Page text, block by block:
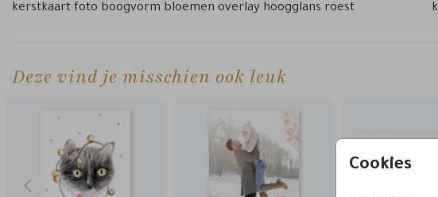
Cookies
kerstkaart foto boogvorm bloemen overlay hoogglans roest
Deze vind je misschien ook leuk